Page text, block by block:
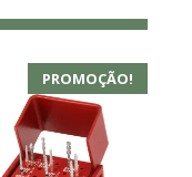
PROMOÇÃO!